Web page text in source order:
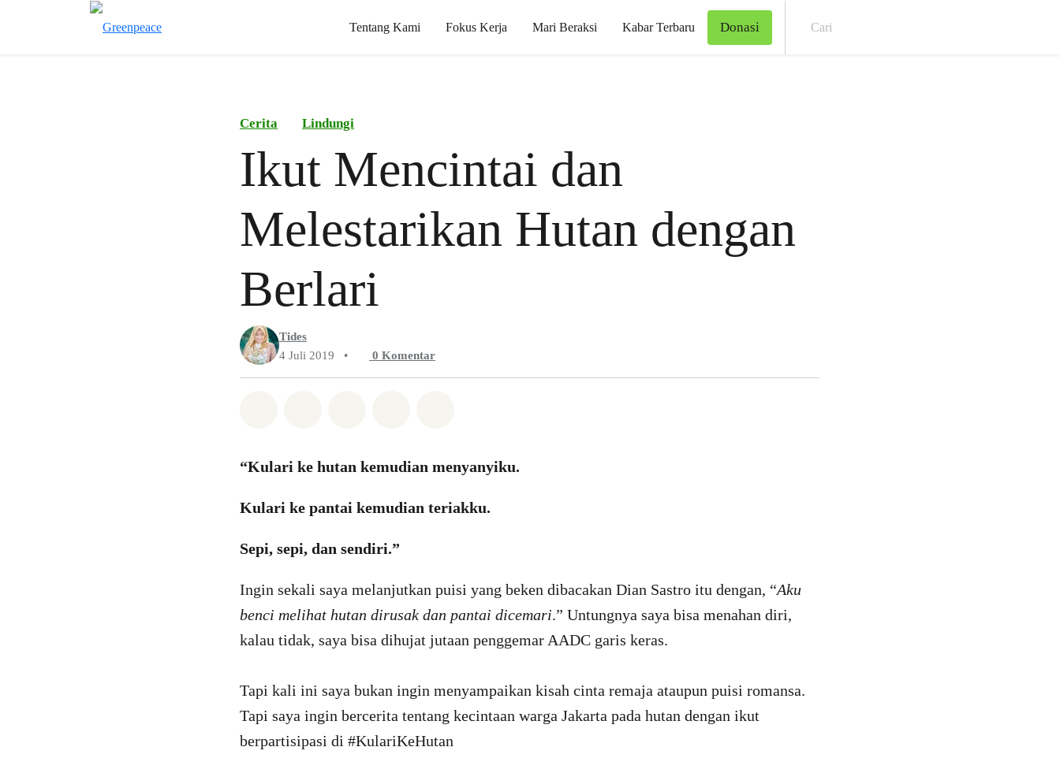
Tentang Kami Fokus Kerja Mari Beraksi Kabar Terbaru Donasi
Cerita Lindungi
Ikut Mencintai dan
Melestarikan Hutan dengan
Berlari
Tides
4 Juli 2019
• 0 Komentar
“Kulari ke hutan kemudian menyanyiku.
Kulari ke pantai kemudian teriakku.
Sepi, sepi, dan sendiri.”
Ingin sekali saya melanjutkan puisi yang beken dibacakan Dian Sastro itu dengan, “Aku
benci melihat hutan dirusak dan pantai dicemari.” Untungnya saya bisa menahan diri,
kalau tidak, saya bisa dihujat jutaan penggemar AADC garis keras.
Tapi kali ini saya bukan ingin menyampaikan kisah cinta remaja ataupun puisi romansa.
Tapi saya ingin bercerita tentang kecintaan warga Jakarta pada hutan dengan ikut
berpartisipasi di #KulariKeHutan